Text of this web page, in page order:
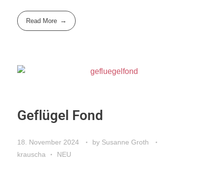
Read More
Geflügel Fond
18. November 2024 by Susanne Groth
krauscha
NEU